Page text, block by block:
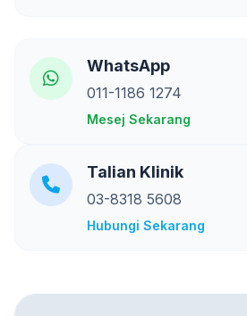
WhatsApp
011-1186 1274
Mesej Sekarang
Talian Klinik
03-8318 5608
Hubungi Sekarang